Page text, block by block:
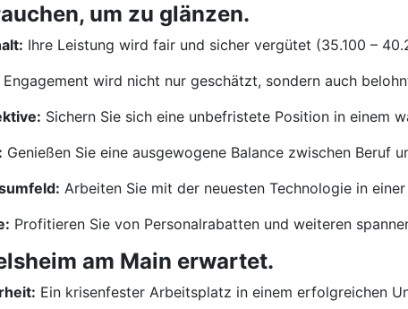
um zu glänzen.
Ihre Leistung wird fair und sicher vergütet (35.100 –
Engagement wird nicht nur geschätzt, sondern auch
Sichern Sie sich eine unbefristete Position in einem
Genießen Sie eine ausgewogene Balance zwischen Beruf
Arbeiten Sie mit der neuesten Technologie in
Profitieren Sie von Personalrabatten und weiteren
am Main erwartet.
Ein krisenfester Arbeitsplatz in einem erfolgreichen